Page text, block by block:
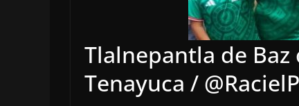
Tlalnepantla de
Tenayuca /